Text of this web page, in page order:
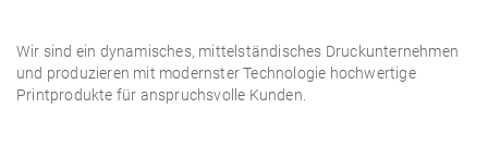
Wir sind ein dynamisches, mittelständisches Druckunternehmen
und produzieren mit modernster Technologie hochwertige
Printprodukte für anspruchsvolle Kunden.